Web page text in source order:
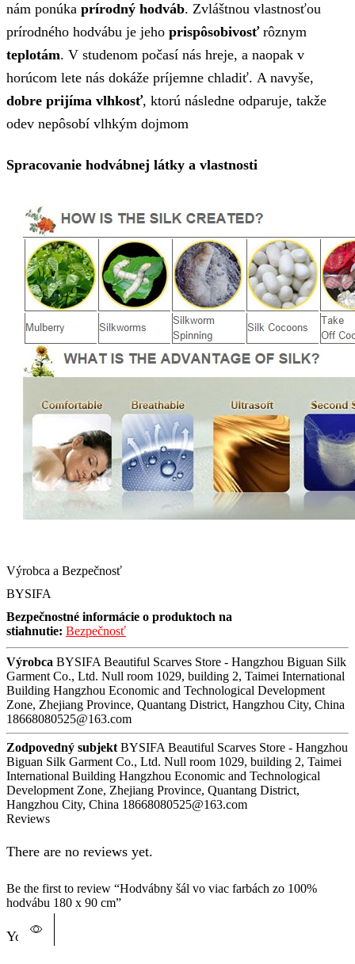
nám ponúka prírodný hodváb. Zvláštnou vlastnosťou
prírodného hodvábu je jeho prispôsobivosťrôznym
teplotám. V studenom počasí nás hreje, a naopak v
horúcom lete nás dokáže príjemne chladiť. A navyše,
dobre prijíma vlhkosť, ktorú následne odparuje, takže
odev nepôsobí vlhkým dojmom
Spracovanie hodvábnej látky a vlastnosti
Výrobca a Bezpečnosť
BYSIFA
Bezpečnostné informácie o produktoch na
stiahnutie: Bezpečnosť
Výrobca BYSIFA Beautiful Scarves Store - Hangzhou Biguan Silk
Garment Co., Ltd. Null room 1029, building 2, Taimei International
Building Hangzhou Economic and Technological Development
Zone, Zhejiang Province, Quantang District, Hangzhou City, China
18668080525@163.com
Zodpovedný subjekt BYSIFA Beautiful Scarves Store - Hangzhou
Biguan Silk Garment Co., Ltd. Null room 1029, building 2, Taimei
International Building Hangzhou Economic and Technological
Development Zone, Zhejiang Province, Quantang District,
Hangzhou City, China 18668080525@163.com
Reviews
There are no reviews yet.
Be the first to review “Hodvábny šál vo viac farbách zo 100%
hodvábu 180 x 90 cm”
You must be